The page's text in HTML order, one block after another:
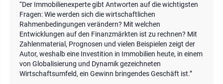
“Der Immobilienexperte gibt Antworten auf die wichtigsten
Fragen: Wie werden sich die wirtschaftlichen
Rahmenbedingungen verändern? Mit welchen
Entwicklungen auf den Finanzmärkten ist zu rechnen? Mit
Zahlenmaterial, Prognosen und vielen Beispielen zeigt der
Autor, weshalb eine Investition in Immobilien heute, in einem
von Globalisierung und Dynamik gezeichneten
Wirtschaftsumfeld, ein Gewinn bringendes Geschäft ist.”